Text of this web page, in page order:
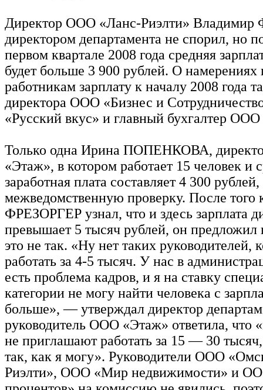
Директор ООО «Ланс-Риэлти»
директором департамента не спорил, но
первом квартале 2008 года средняя
будет больше 3 900 рублей. О намерениях
работникам зарплату к началу 2008 года
директора ООО «Бизнес и
«Русский вкус» и главный бухгалтер
Только одна Ирина ПОПЕНКОВА,
«Этаж», в котором работает 15 человек и
заработная плата составляет 4 300
межведомственную проверку. После того
ФРЕЗОРГЕР узнал, что и здесь зарплата
превышает 5 тысяч рублей, он предложил
это не так. «Ну нет таких руководителей,
работать за 4-5 тысяч. У нас в
есть проблема кадров, и я на ставку
категории не могу найти человека с
больше», — утверждал директор
руководитель ООО «Этаж» ответила, что
не приглашают работать за 15 — 30
так, как я могу». Руководители ООО
Риэлти», ООО «Мир недвижимости» и